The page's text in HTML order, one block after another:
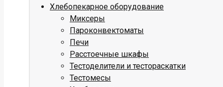
Хлебопекарное оборудование
Миксеры
Пароконвектоматы
Печи
Расстоечные шкафы
Тестоделители и тестораскатки
Тестомесы